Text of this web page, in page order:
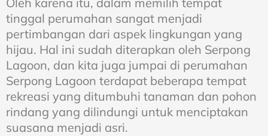
tinggal perumahan sangat menjadi
pertimbangan dari aspek lingkungan yang
hijau. Hal ini sudah diterapkan oleh Serpong
Lagoon, dan kita juga jumpai di perumahan
Serpong Lagoon terdapat beberapa tempat
rekreasi yang ditumbuhi tanaman dan pohon
rindang yang dilindungi untuk menciptakan
suasana menjadi asri.